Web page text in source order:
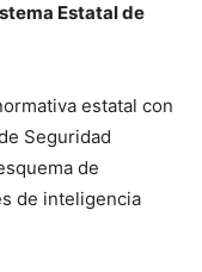
Estatal de
estatal con
Seguridad
de
de inteligencia